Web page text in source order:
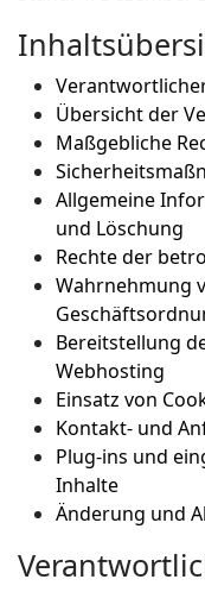
Übersicht der
Maßgebliche
Allgemeine
und Löschung
Rechte der
Wahrnehmung
Bereitstellung
Webhosting
Einsatz von
Kontakt- und
Plug-ins und
Inhalte
Änderung und